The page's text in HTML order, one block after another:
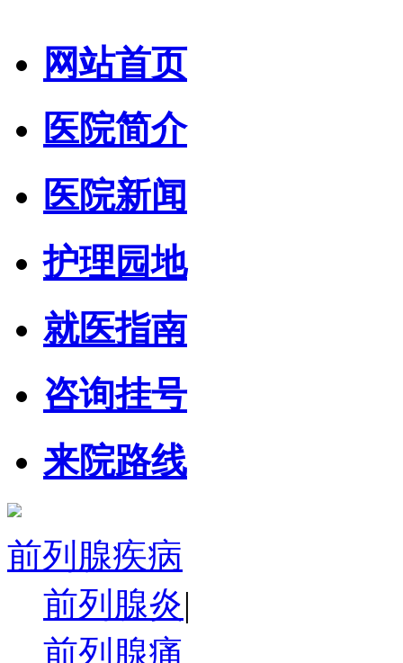
网站首页
医院简介
医院新闻
护理园地
就医指南
咨询挂号
来院路线
前列腺疾病
前列腺炎|
前列腺痛